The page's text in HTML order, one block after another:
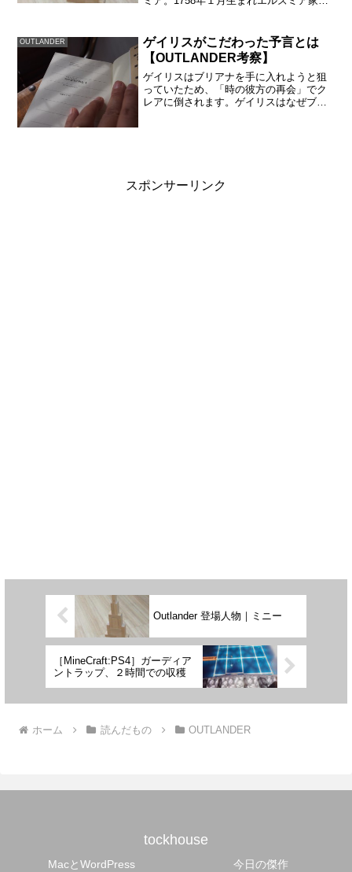
地も相続するダンセーニ子爵でも...
OUTLANDER
ゲイリスがこだわった予言とは
【OUTLANDER考察】
ゲイリスはブリアナを手に入れようと狙
っていたため、「時の彼方の再会」でク
レアに倒されます。ゲイリスはなぜブリ
スポンサーリンク
Outlander 登場人物｜ミニー
［MineCraft:PS4］ガーディア
ントラップ、２時間での収穫
ホーム 読んだもの OUTLANDER
tockhouse
MacとWordPress 今日の傑作